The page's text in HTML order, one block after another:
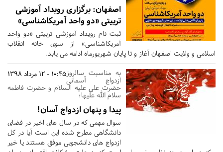
اصفهان: برگزاری رویداد آموزشی
تربیتی «دو واحد آمریکاشناسی»
ثبت نام رویداد آموزشی تربیتی «دو واحد
آمریکاشناسی» از سوی خانه انقلاب
اسلامی و ولایت اصفهان آغاز و تا پایان شهریورماه ادامه می یابد.
10:45 - 12 مرداد 1398به مناسبت سالروز
ازدواج آسمانی
حضرت علی علیه السلام و حضرت فاطمه
سلام الله علیها؛
پیدا و پنهان ازدواج آسان!
سوال مهمی که در سال های اخیر در فضای
دانشگاهی مطرح شده این است آیا در کل
ازدواج های دانشجویی موفق هستند یا خیر